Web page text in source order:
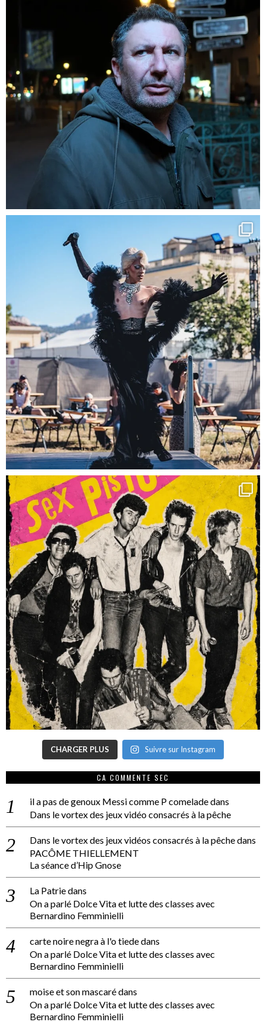
CHARGER PLUS Suivre sur Instagram
CA COMMENTE SEC
il a pas de genoux Messi comme P comeladedans
Dans le vortex des jeux vidéo consacrés à la pêche
Dans le vortex des jeux vidéos consacrés à la pêchedans
PACÔME THIELLEMENT
La séance d’Hip Gnose
La Patriedans
On a parlé Dolce Vita et lutte des classes avec
Bernardino Femminielli
carte noire negra à l'o tiededans
On a parlé Dolce Vita et lutte des classes avec
Bernardino Femminielli
moise et son mascarédans
On a parlé Dolce Vita et lutte des classes avec
Bernardino Femminielli